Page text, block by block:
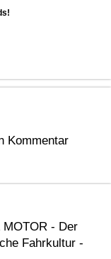
Kommentar